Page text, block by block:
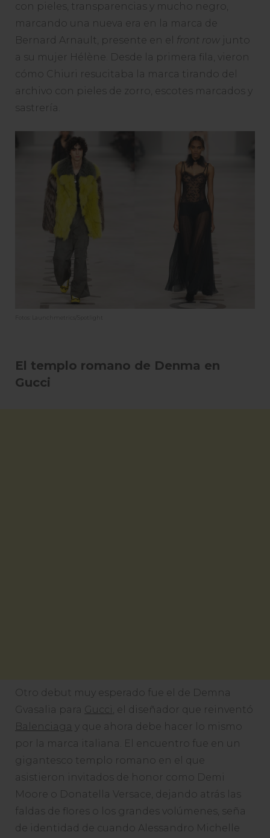
con pieles, transparencias y mucho negro,
marcando una nueva era en la marca de
Bernard Arnault, presente en el front row junto
a su mujer Hélène. Desde la primera fila, vieron
cómo Chiuri resucitaba la marca tirando del
archivo con pieles de zorro, escotes marcados y
sastrería.
Fotos: Launchmetrics/Spotlight
El templo romano de Denma en
Gucci
Otro debut muy esperado fue el de Demna
Gvasalia para Gucci, el diseñador que reinventó
Balenciaga y que ahora debe hacer lo mismo
por la marca italiana. El encuentro fue en un
gigantesco templo romano en el que
asistieron invitados de honor como Demi
Moore o Donatella Versace, dejando atrás las
faldas de flores o los grandes volúmenes, seña
de identidad de cuando Alessandro Michelle